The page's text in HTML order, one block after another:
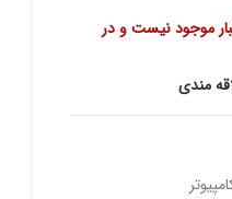
موجود نیست و در
مندی